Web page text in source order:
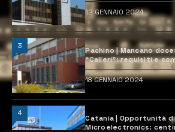
12 GENNAIO 2024
3
Pachino | Mancano
“Calleri”: requisiti e
18 GENNAIO 2024
4
Catania | Opportunità
Microelectronics: